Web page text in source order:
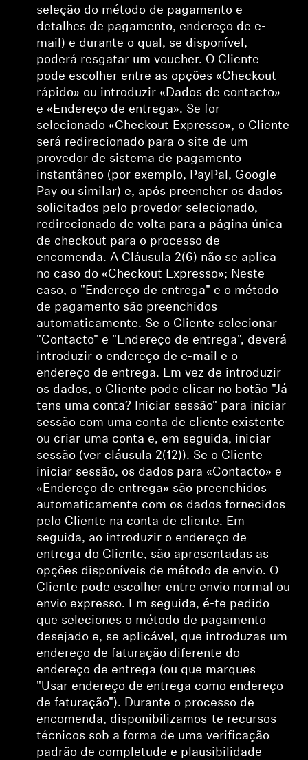
seleção do método de pagamento e
detalhes de pagamento, endereço de e-
mail) e durante o qual, se disponível,
poderá resgatar um voucher. O Cliente
pode escolher entre as opções «Checkout
rápido» ou introduzir «Dados de contacto»
e «Endereço de entrega». Se for
selecionado «Checkout Expresso», o Cliente
será redirecionado para o site de um
provedor de sistema de pagamento
instantâneo (por exemplo, PayPal, Google
Pay ou similar) e, após preencher os dados
solicitados pelo provedor selecionado,
redirecionado de volta para a página única
de checkout para o processo de
encomenda. A Cláusula 2(6) não se aplica
no caso do «Checkout Expresso»; Neste
caso, o "Endereço de entrega" e o método
de pagamento são preenchidos
automaticamente. Se o Cliente selecionar
"Contacto" e "Endereço de entrega", deverá
introduzir o endereço de e-mail e o
endereço de entrega. Em vez de introduzir
os dados, o Cliente pode clicar no botão "Já
tens uma conta? Iniciar sessão" para iniciar
sessão com uma conta de cliente existente
ou criar uma conta e, em seguida, iniciar
sessão (ver cláusula 2(12)). Se o Cliente
iniciar sessão, os dados para «Contacto» e
«Endereço de entrega» são preenchidos
automaticamente com os dados fornecidos
pelo Cliente na conta de cliente. Em
seguida, ao introduzir o endereço de
entrega do Cliente, são apresentadas as
opções disponíveis de método de envio. O
Cliente pode escolher entre envio normal ou
envio expresso. Em seguida, é-te pedido
que seleciones o método de pagamento
desejado e, se aplicável, que introduzas um
endereço de faturação diferente do
endereço de entrega (ou que marques
"Usar endereço de entrega como endereço
de faturação"). Durante o processo de
encomenda, disponibilizamos-te recursos
técnicos sob a forma de uma verificação
padrão de completude e plausibilidade